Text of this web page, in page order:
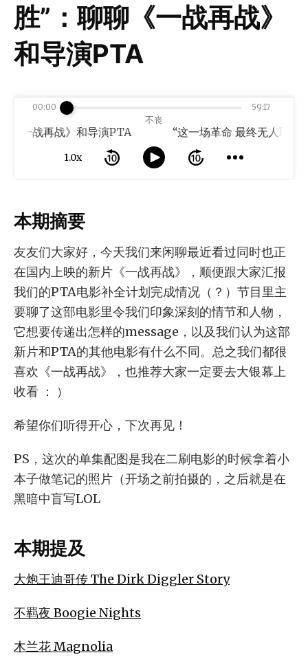
胜”：聊聊《一战再战》
和导演PTA
不丧
一战再战》和导演PTA
1.0x
00:00 59:17
本期摘要
友友们大家好，今天我们来闲聊最近看过同时也正
在国内上映的新片《一战再战》，顺便跟大家汇报
我们的PTA电影补全计划完成情况（？）节目里主
要聊了这部电影里令我们印象深刻的情节和人物，
它想要传递出怎样的message，以及我们认为这部
新片和PTA的其他电影有什么不同。总之我们都很
喜欢《一战再战》，也推荐大家一定要去大银幕上
收看 ： ）
希望你们听得开心，下次再见！
PS，这次的单集配图是我在二刷电影的时候拿着小
本子做笔记的照片（开场之前拍摄的，之后就是在
黑暗中盲写LOL
本期提及
大炮王迪哥传 The Dirk Diggler Story
不羁夜 Boogie Nights
木兰花 Magnolia